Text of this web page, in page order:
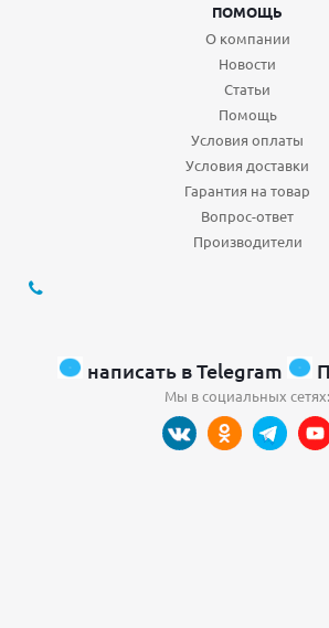
ПОМОЩЬ
О компании
Новости
Статьи
Помощь
Условия оплаты
Условия доставки
Гарантия на товар
Вопрос-ответ
Производители
написать в Telegram
Мы в социальных сетях: